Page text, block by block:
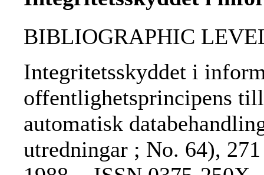
BIBLIOGRAPHIC
Integritetsskyddet i
offentlighetsprincipens
automatisk
utredningar ; No. 64),